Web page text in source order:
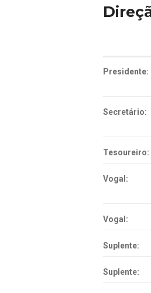
Presidente:
Secretário:
Tesoureiro:
Vogal:
Vogal:
Suplente:
Suplente: